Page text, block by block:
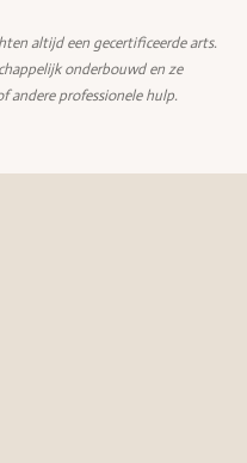
altijd een gecertificeerde arts.
onderbouwd en ze
andere professionele hulp.